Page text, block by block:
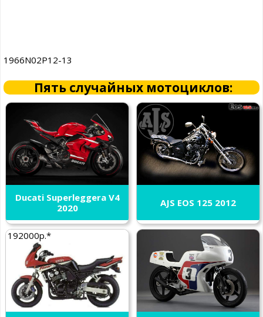
1966N02P12-13
Пять случайных мотоциклов:
Ducati Superleggera V4
2020
AJS EOS 125 2012
192000р.*